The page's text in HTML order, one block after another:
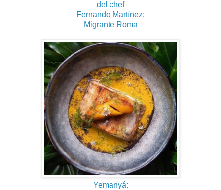
del chef
Fernando Martínez:
Migrante Roma
Yemanyá: